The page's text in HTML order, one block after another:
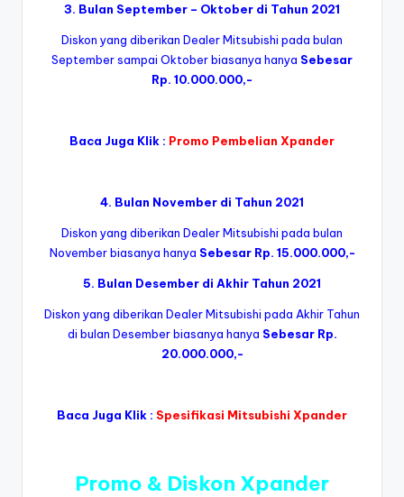
3. Bulan September – Oktober di Tahun 2021
Diskon yang diberikan Dealer Mitsubishi pada bulan
September sampai Oktober biasanya hanya Sebesar
Rp. 10.000.000,-
Baca Juga Klik : Promo Pembelian Xpander
4. Bulan November di Tahun 2021
Diskon yang diberikan Dealer Mitsubishi pada bulan
November biasanya hanya Sebesar Rp. 15.000.000,-
5. Bulan Desember di Akhir Tahun 2021
Diskon yang diberikan Dealer Mitsubishi pada Akhir Tahun
di bulan Desember biasanya hanya Sebesar Rp.
20.000.000,-
Baca Juga Klik : Spesifikasi Mitsubishi Xpander
Promo & Diskon Xpander